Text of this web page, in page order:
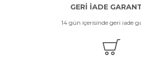
GERİ İADE
14 gün içerisinde geri iade